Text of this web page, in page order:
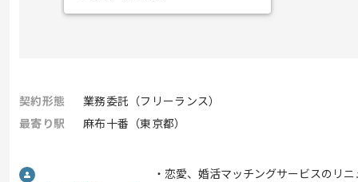
契約形態
業務委託（フリーランス）
最寄り駅
麻布十番（東京都）
・恋愛、婚活マッチングサービスのリ